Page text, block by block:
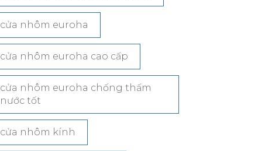
cửa nhôm euroha
cửa nhôm euroha cao cấp
cửa nhôm euroha chống thấm
nước tốt
cửa nhôm kính